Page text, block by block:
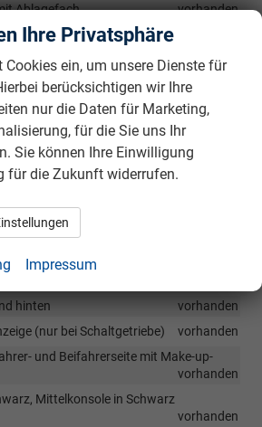
Ablagefach
vorhanden
Rückenlehnen geteilt umklappbar
und Cargoelemente im
vorhanden
im Kombiinstrument
und hinten
den Vordertüren (bis zu 1,5l Flaschen)
hinten
vorhanden
(nur bei Schaltgetriebe)
vorhanden
und Beifahrerseite mit Make-up-
vorhanden
Mittelkonsole in Schwarz
vorhanden
Ihre Privatsphäre
Cookies ein, um unsere Dienste für
berücksichtigen wir Ihre
nur die Daten für Marketing,
für die Sie uns Ihr
Sie können Ihre Einwilligung
für die Zukunft widerrufen.
Impressum